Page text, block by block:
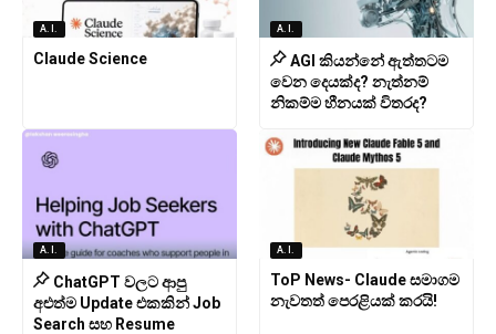
A.I.
Claude Science
A.I.
AGI කියන්නේ ඇත්තටම
වෙන දෙයක්ද? නැත්නම්
නිකම්ම හීනයක් විතරද?
A.I.
ChatGPT වලට ආපු
අළුත්ම Update එකකින් Job
Search සහ Resume
A.I.
ToP News- Claude සමාගම
නැවතත් පෙරළියක් කරයි!